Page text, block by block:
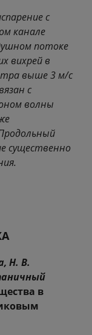
с
канале
потоке
вихрей в
выше 3 м/с
с
волны
существенно
Н. В.
в